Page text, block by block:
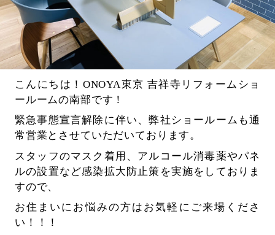
こんにちは！ONOYA東京 吉祥寺リフォームショ
ールームの南部です！
緊急事態宣言解除に伴い、弊社ショールームも通
常営業とさせていただいております。
スタッフのマスク着用、アルコール消毒薬やパネ
ルの設置など感染拡大防止策を実施をしておりま
すので、
お住まいにお悩みの方はお気軽にご来場くださ
い！！！